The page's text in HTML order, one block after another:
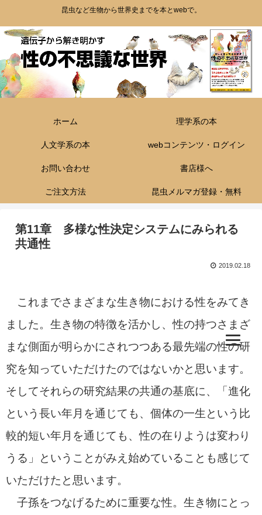
昆虫など生物から世界史までを本とwebで。
ホーム 理学系の本
人文学系の本 webコンテンツ・ログイン
お問い合わせ 書店様へ
ご注文方法 昆虫メルマガ登録・無料
第11章 多様な性決定システムにみられる
共通性
2019.02.18
これまでさまざまな生き物における性をみてき
ました。生き物の特徴を活かし、性の持つさまざ
まな側面が明らかにされつつある最先端の性の研
究を知っていただけたのではないかと思います。
そしてそれらの研究結果の共通の基底に、「進化
という長い年月を通じても、個体の一生という比
較的短い年月を通じても、性の在りようは変わり
うる」ということがみえ始めていることも感じて
いただけたと思います。
子孫をつなげるために重要な性。生き物にとっ